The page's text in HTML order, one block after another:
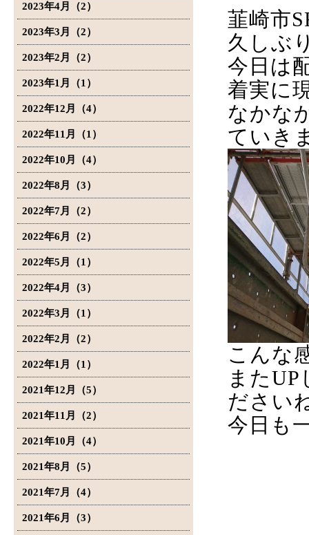
2023年4月（2）
2023年3月（2）
2023年2月（2）
2023年1月（1）
2022年12月（4）
2022年11月（1）
2022年10月（4）
2022年8月（3）
2022年7月（2）
2022年6月（2）
2022年5月（1）
2022年4月（3）
2022年3月（1）
2022年2月（2）
2022年1月（1）
2021年12月（5）
2021年11月（2）
2021年10月（4）
2021年8月（5）
2021年7月（4）
2021年6月（3）
韮崎市
久しぶ
今日は
着実に
なかな
ていき
こんな
また
ださい
今日も